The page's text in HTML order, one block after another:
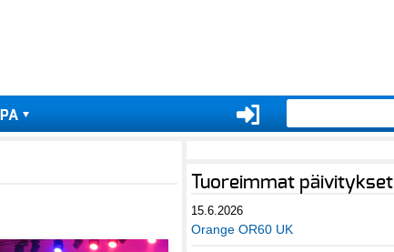
Tuoreimmat päivitykset
15.6.2026
Orange OR60 UK